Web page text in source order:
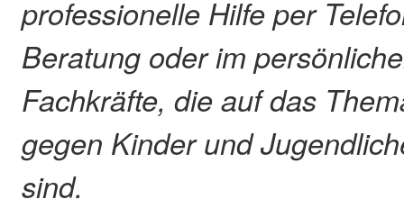
professionelle Hilfe per
Beratung oder im
Fachkräfte, die auf das
gegen Kinder und
sind.